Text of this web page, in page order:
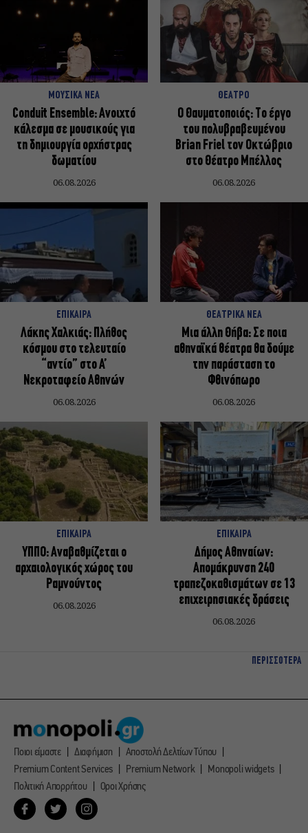
ΜΟΥΣΙΚΑ ΝΕΑ
Conduit Ensemble: Ανοιχτό
κάλεσμα σε μουσικούς για
τη δημιουργία ορχήστρας
δωματίου
06.08.2026
ΘΕΑΤΡΟ
Ο Θαυματοποιός: Το έργο
του πολυβραβευμένου
Brian Friel τον Οκτώβριο
στο Θέατρο Μπέλλος
06.08.2026
ΕΠΙΚΑΙΡΑ
Λάκης Χαλκιάς: Πλήθος
κόσμου στο τελευταίο
“αντίο” στο Α’
Νεκροταφείο Αθηνών
06.08.2026
ΘΕΑΤΡΙΚΑ ΝΕΑ
Μια άλλη Θήβα: Σε ποια
αθηναϊκά θέατρα θα δούμε
την παράσταση το
Φθινόπωρο
06.08.2026
ΕΠΙΚΑΙΡΑ
ΥΠΠΟ: Αναβαθμίζεται ο
αρχαιολογικός χώρος του
Ραμνούντος
06.08.2026
ΕΠΙΚΑΙΡΑ
Δήμος Αθηναίων:
Απομάκρυνση 240
τραπεζοκαθισμάτων σε 13
επιχειρησιακές δράσεις
06.08.2026
ΠΕΡΙΣΣΟΤΕΡΑ
Ποιοι είμαστε Διαφήμιση
Αποστολή Δελτίων Τύπου
Premium Content Services
Premium Network
Monopoli widgets
Πολιτική Απορρήτου
Οροι Χρήσης